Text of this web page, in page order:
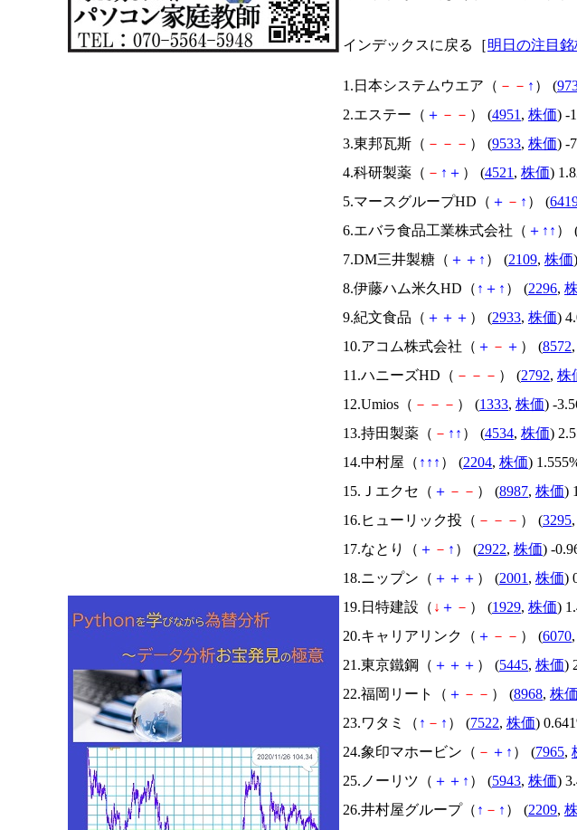
インデックスに戻る［明日の注目銘
1.日本システムウエア（ － － ↑ ） (
2.エステー（ ＋ － － ） (4951 , 株価) -
3.東邦瓦斯（ － － － ） (9533, 株価) -
4.科研製薬（ － ↑ ＋ ） (4521 , 株価)
5.マースグループHD（ ＋ － ↑ ） (
6.エバラ食品工業株式会社（ ＋ ↑ ↑ ）
7.DM三井製糖（ ＋ ＋ ↑ ） (2109, 株価
8.伊藤ハム米久HD（ ↑ ＋ ↑ ） (2296,
9.紀文食品（ ＋ ＋ ＋ ） (2933, 株価)
10.アコム株式会社（ ＋ － ＋ ） (8572,
11.ハニーズHD（ － － － ） (2792, 株
12.Umios（ － － － ） (1333, 株価) -
13.持田製薬（ － ↑ ↑ ） (4534, 株価)
14.中村屋（ ↑ ↑ ↑ ） (2204, 株価)
15.Ｊエクセ（ ＋ － － ） (8987, 株価)
16.ヒューリック投（ － － － ） (3295,
17.なとり（ ＋ － ↑ ） (2922, 株価) -
18.ニップン（ ＋ ＋ ＋ ） (2001 , 株価)
19.日特建設（ ↓ ＋ － ） (1929, 株価)
20.キャリアリンク（ ＋ － － ） (6070,
21.東京鐵鋼（ ＋ ＋ ＋ ） (5445, 株価)
22.福岡リート（ ＋ － － ） (8968, 株価
23.ワタミ（ ↑ － ↑ ） (7522, 株価)
24.象印マホービン（ － ＋ ↑ ） (7965,
25.ノーリツ（ ＋ ＋ ↑ ） (5943, 株価)
26.井村屋グループ（ ↑ － ↑ ） (2209,